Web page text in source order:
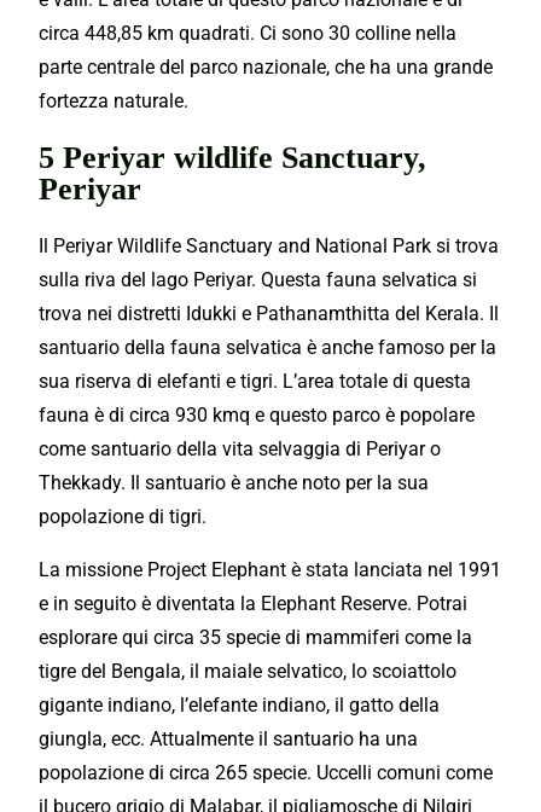
circa 448,85 km quadrati. Ci sono 30 colline nella
parte centrale del parco nazionale, che ha una grande
fortezza naturale.
5 Periyar wildlife Sanctuary,
Periyar
Il Periyar Wildlife Sanctuary and National Park si trova
sulla riva del lago Periyar. Questa fauna selvatica si
trova nei distretti Idukki e Pathanamthitta del Kerala. Il
santuario della fauna selvatica è anche famoso per la
sua riserva di elefanti e tigri. L’area totale di questa
fauna è di circa 930 kmq e questo parco è popolare
come santuario della vita selvaggia di Periyar o
Thekkady. Il santuario è anche noto per la sua
popolazione di tigri.
La missione Project Elephant è stata lanciata nel 1991
e in seguito è diventata la Elephant Reserve. Potrai
esplorare qui circa 35 specie di mammiferi come la
tigre del Bengala, il maiale selvatico, lo scoiattolo
gigante indiano, l’elefante indiano, il gatto della
giungla, ecc. Attualmente il santuario ha una
popolazione di circa 265 specie. Uccelli comuni come
il bucero grigio di Malabar, il pigliamosche di Nilgiri